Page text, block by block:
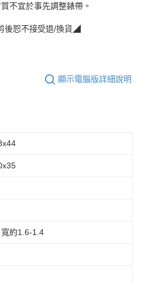
不宜於事先調整錶帶。
後恕不接受退/換貨◢
顯示電腦版詳細說明
約1.6-1.4